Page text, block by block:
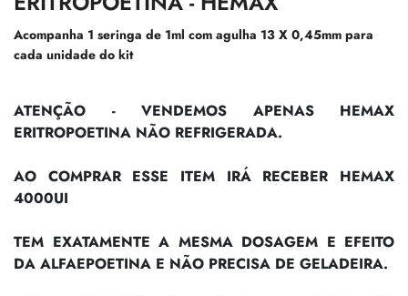
Acompanha 1 seringa de 1ml com agulha 13 X 0,45mm para
cada unidade do kit
ATENÇÃO - VENDEMOS APENAS HEMAX
ERITROPOETINA NÃO REFRIGERADA.
AO COMPRAR ESSE ITEM IRÁ RECEBER HEMAX
4000UI
TEM EXATAMENTE A MESMA DOSAGEM E EFEITO
DA ALFAEPOETINA E NÃO PRECISA DE GELADEIRA.